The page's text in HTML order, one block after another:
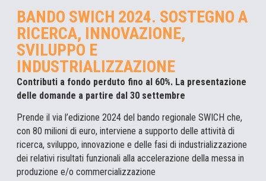
BANDO SWICH 2024. SOSTEGNO A
RICERCA, INNOVAZIONE,
SVILUPPO E
INDUSTRIALIZZAZIONE
Contributi a fondo perduto fino al 60%. La presentazione
delle domande a partire dal 30 settembre
Prende il via l’edizione 2024 del bando regionale SWICH che,
con 80 milioni di euro, interviene a supporto delle attività di
ricerca, sviluppo, innovazione e delle fasi di industrializzazione
dei relativi risultati funzionali alla accelerazione della messa in
produzione e/o commercializzazione